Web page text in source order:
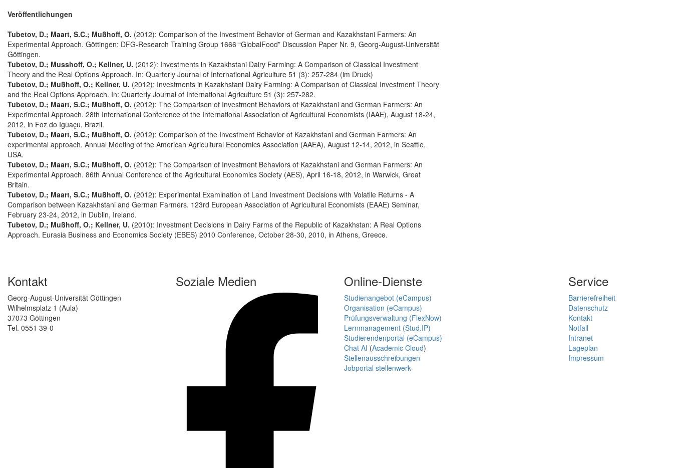
Veröffentlichungen
Tubetov, D.; Maart, S.C.; Mußhoff, O. (2012): Comparison of the Investment Behavior of German and Kazakhstani Farmers: An
Experimental Approach. Göttingen: DFG-Research Training Group 1666 “GlobalFood” Discussion Paper Nr. 9, Georg-August-Universität
Göttingen.
Tubetov, D.; Musshoff, O.; Kellner, U. (2012): Investments in Kazakhstani Dairy Farming: A Comparison of Classical Investment
Theory and the Real Options Approach. In: Quarterly Journal of International Agriculture 51 (3): 257-284 (im Druck)
Tubetov, D.; Mußhoff, O.; Kellner, U. (2012): Investments in Kazakhstani Dairy Farming: A Comparison of Classical Investment Theory
and the Real Options Approach. In: Quarterly Journal of International Agriculture 51 (3): 257-282.
Tubetov, D.; Maart, S.C.; Mußhoff, O. (2012): The Comparison of Investment Behaviors of Kazakhstani and German Farmers: An
Experimental Approach. 28th International Conference of the International Association of Agricultural Economists (IAAE), August 18-24,
2012, in Foz do Iguaçu, Brazil.
Tubetov, D.; Maart, S.C.; Mußhoff, O. (2012): Comparison of the Investment Behavior of Kazakhstani and German Farmers: An
experimental approach. Annual Meeting of the American Agricultural Economics Association (AAEA), August 12-14, 2012, in Seattle,
USA.
Tubetov, D.; Maart, S.C.; Mußhoff, O. (2012): The Comparison of Investment Behaviors of Kazakhstani and German Farmers: An
Experimental Approach. 86th Annual Conference of the Agricultural Economics Society (AES), April 16-18, 2012, in Warwick, Great
Britain.
Tubetov, D.; Maart, S.C.; Mußhoff, O. (2012): Experimental Examination of Land Investment Decisions with Volatile Returns - A
Comparison between Kazakhstani and German Farmers. 123rd European Association of Agricultural Economists (EAAE) Seminar,
February 23-24, 2012, in Dublin, Ireland.
Tubetov, D.; Mußhoff, O.; Kellner, U. (2010): Investment Decisions in Dairy Farms of the Republic of Kazakhstan: A Real Options
Approach. Eurasia Business and Economics Society (EBES) 2010 Conference, October 28-30, 2010, in Athens, Greece.
Kontakt
Georg-August-Universität Göttingen
Wilhelmsplatz 1 (Aula)
37073 Göttingen
Tel. 0551 39-0
Soziale Medien Online-Dienste
Studienangebot (eCampus)
Organisation (eCampus)
Prüfungsverwaltung (FlexNow)
Lernmanagement (Stud.IP)
Studierendenportal (eCampus)
Chat AI (Academic Cloud)
Stellenausschreibungen
Jobportal stellenwerk
Service
Barrierefreiheit
Datenschutz
Kontakt
Notfall
Intranet
Lageplan
Impressum